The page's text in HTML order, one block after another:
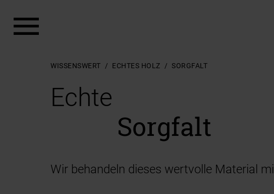
WISSENSWERT ECHTES HOLZ SORGFALT
Echte
Sorgfalt
Wir behandeln dieses wertvolle Material